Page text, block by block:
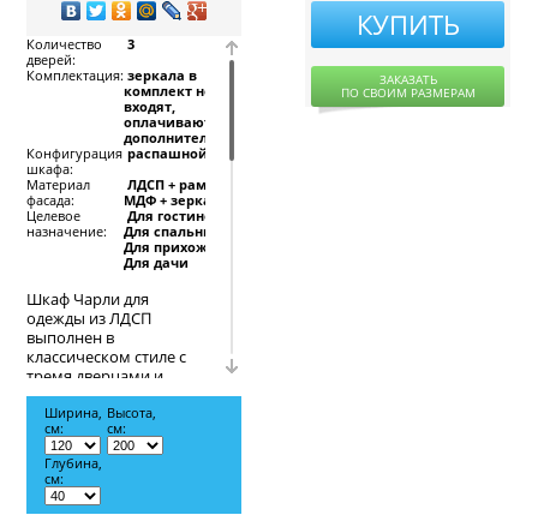
Количество
дверей:
3
Комплектация: зеркала в
комплект не
входят,
оплачиваются
дополнительно
Конфигурация
шкафа:
распашной
Материал
фасада:
ЛДСП + рамка
МДФ + зеркало
Целевое
назначение:
Для гостиной,
Для спальни,
Для прихожей,
Для дачи
Шкаф Чарли для
одежды из ЛДСП
выполнен в
классическом стиле с
тремя дверцами и
зеркальной вставкой
посередине. Цвет
фасада, как и всего
корпуса, заказчик
может выбрать на свой
вкус так, чтобы шкаф
гармонично вписался в
Ширина,
см:
Высота,
см:
Глубина,
см:
КУПИТЬ
ЗАКАЗАТЬ
ПО СВОИМ РАЗМЕРАМ